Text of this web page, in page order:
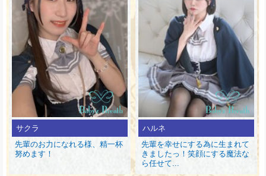
サクラ
先輩のお力になれる様、精一杯
努めます！
ハルネ
先輩を幸せにする為に生まれて
きましたっ！笑顔にする魔法な
ら任せて...